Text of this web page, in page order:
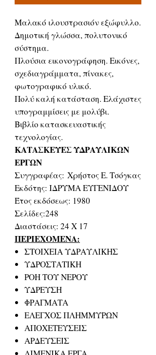
Μαλακό ιλουστρασιόν εξώφυλλο.
Δημοτική γλώσσα, πολυτονικό
σύστημα.
Πλούσια εικονογράφηση. Εικόνες,
σχεδιαγράμματα, πίνακες,
φωτογραφικό υλικό.
Πολύ καλή κατάσταση. Ελάχιστες
υπογραμμίσεις με μολύβι.
Βιβλίο κατασκευαστικής
τεχνολογίας.
ΚΑΤΑΣΚΕΥΕΣ ΥΔΡΑΥΛΙΚΩΝ
ΕΡΓΩΝ
Συγγραφέας: Χρήστος Ε. Τσόγκας
Εκδότης: ΙΔΡΥΜΑ ΕΥΓΕΝΙΔΟΥ
Έτος εκδόσεως: 1980
Σελίδες:248
Διαστάσεις: 24 Χ 17
ΠΕΡΙΕΧΟΜΕΝΑ:
ΣΤΟΙΧΕΙΑ ΥΔΡΑΥΛΙΚΗΣ
ΥΔΡΟΣΤΑΤΙΚΗ
ΡΟΗ ΤΟΥ ΝΕΡΟΥ
ΥΔΡΕΥΣΗ
ΦΡΑΓΜΑΤΑ
ΕΛΕΓΧΟΣ ΠΛΗΜΜΥΡΩΝ
ΑΠΟΧΕΤΕΥΣΕΙΣ
ΑΡΔΕΥΣΕΙΣ